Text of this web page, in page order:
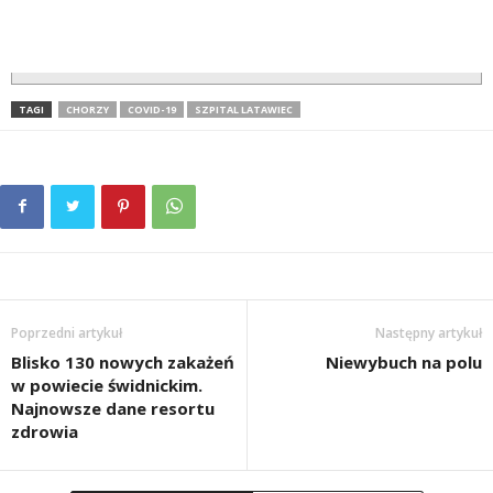
TAGI CHORZY COVID-19 SZPITAL LATAWIEC
Poprzedni artykuł
Blisko 130 nowych zakażeń
w powiecie świdnickim.
Najnowsze dane resortu
zdrowia
Następny artykuł
Niewybuch na polu